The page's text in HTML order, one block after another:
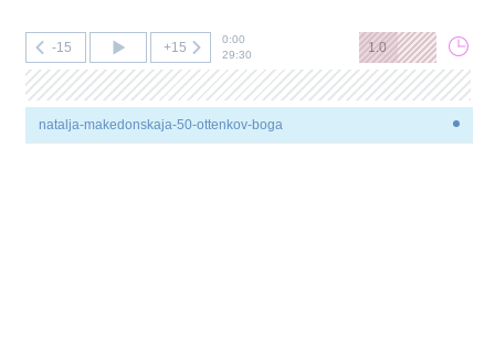
-15 +15
0:00
29:30
1.0
natalja-makedonskaja-50-ottenkov-boga